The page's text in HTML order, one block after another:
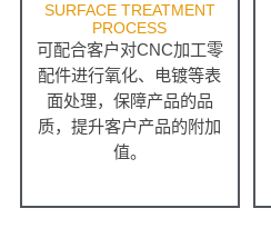
SURFACE TREATMENT
PROCESS
可配合客户对CNC加工零
配件进行氧化、电镀等表
面处理，保障产品的品
质，提升客户产品的附加
值。